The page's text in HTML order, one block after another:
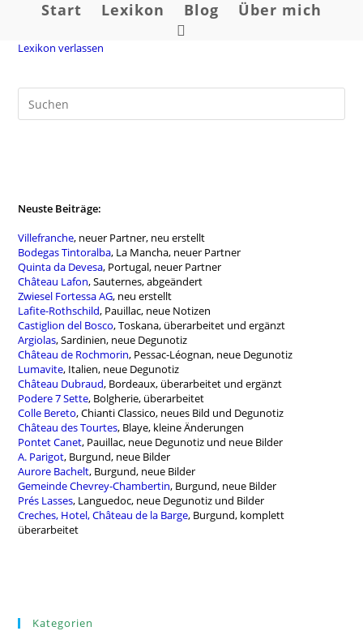
Start Lexikon Blog Über mich
Website-
Lexikon verlassen
Neuste Beiträge:
Villefranche, neuer Partner, neu erstellt
Bodegas Tintoralba, La Mancha, neuer Partner
Quinta da Devesa, Portugal, neuer Partner
Château Lafon, Sauternes, abgeändert
Zwiesel Fortessa AG, neu erstellt
Lafite-Rothschild, Pauillac, neue Notizen
Castiglion del Bosco, Toskana, überarbeitet und ergänzt
Argiolas, Sardinien, neue Degunotiz
Château de Rochmorin, Pessac-Léognan, neue Degunotiz
Lumavite, Italien, neue Degunotiz
Château Dubraud, Bordeaux, überarbeitet und ergänzt
Podere 7 Sette, Bolgherie, überarbeitet
Colle Bereto, Chianti Classico, neues Bild und Degunotiz
Château des Tourtes, Blaye, kleine Änderungen
Pontet Canet, Pauillac, neue Degunotiz und neue Bilder
A. Parigot, Burgund, neue Bilder
Aurore Bachelt, Burgund, neue Bilder
Gemeinde Chevrey-Chambertin, Burgund, neue Bilder
Prés Lasses, Languedoc, neue Degunotiz und Bilder
Creches, Hotel, Château de la Barge, Burgund, komplett
überarbeitet
Kategorien